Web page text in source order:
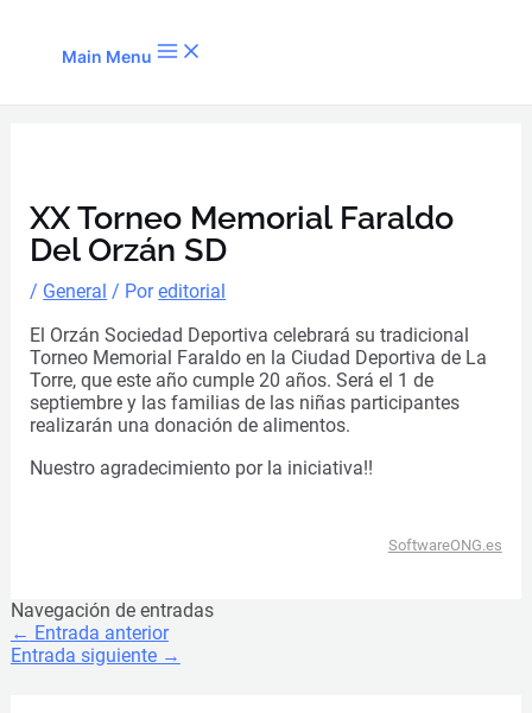
Main Menu
XX Torneo Memorial Faraldo
Del Orzán SD
/ General / Poreditorial
El Orzán Sociedad Deportiva celebrará su tradicional
Torneo Memorial Faraldo en la Ciudad Deportiva de La
Torre, que este año cumple 20 años. Será el 1 de
septiembre y las familias de las niñas participantes
realizarán una donación de alimentos.
Nuestro agradecimiento por la iniciativa!!
SoftwareONG.es
Navegación de entradas
← Entrada anterior
Entrada siguiente →